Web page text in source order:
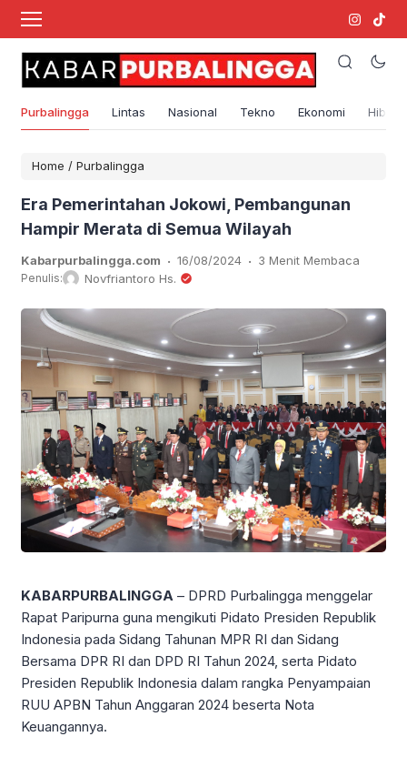
Purbalingga Lintas Nasional Tekno Ekonomi
Home / Purbalingga
Era Pemerintahan Jokowi, Pembangunan
Hampir Merata di Semua Wilayah
Kabarpurbalingga.com . 16/08/2024 . 3 Menit Membaca
Penulis: Novfriantoro Hs.
KABARPURBALINGGA – DPRD Purbalingga menggelar
Rapat Paripurna guna mengikuti Pidato Presiden Republik
Indonesia pada Sidang Tahunan MPR RI dan Sidang
Bersama DPR RI dan DPD RI Tahun 2024, serta Pidato
Presiden Republik Indonesia dalam rangka Penyampaian
RUU APBN Tahun Anggaran 2024 beserta Nota
Keuangannya.